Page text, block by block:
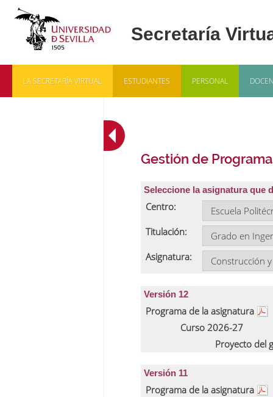
LA SECRETARÍA VIRTUAL ESTUDIANTES PERSONAL
Gestión de
Seleccione la asignatura que
Centro:
Titulación:
Asignatura:
Versión 12
Programa de la asignatura
Curso 2026-27
Proyecto del
Versión 11
Programa de la asignatura